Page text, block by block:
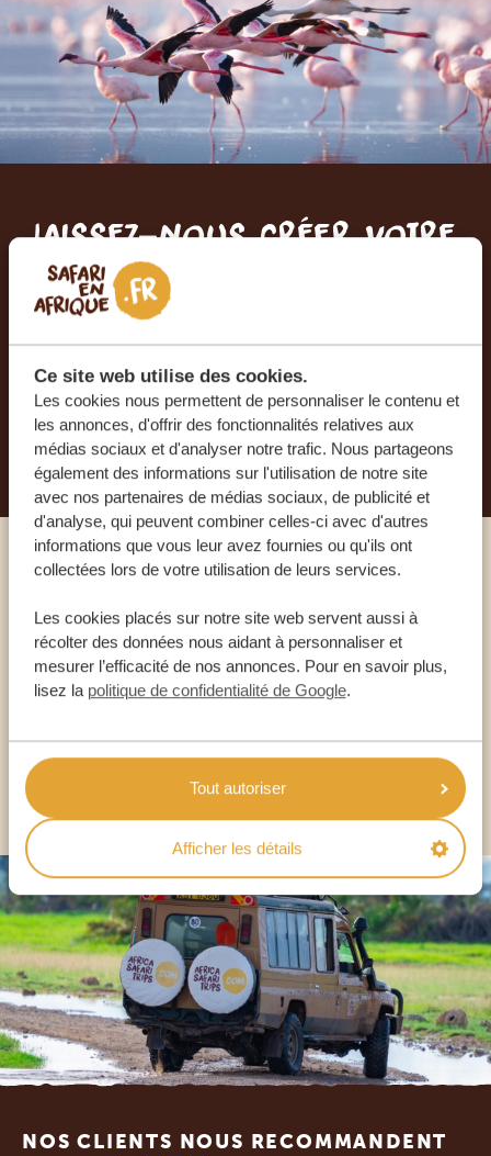
Ce site web utilise des cookies.
Les cookies nous permettent de personnaliser le contenu et
les annonces, d'offrir des fonctionnalités relatives aux
médias sociaux et d'analyser notre trafic. Nous partageons
également des informations sur l'utilisation de notre site
avec nos partenaires de médias sociaux, de publicité et
d'analyse, qui peuvent combiner celles-ci avec d'autres
informations que vous leur avez fournies ou qu'ils ont
collectées lors de votre utilisation de leurs services.
Les cookies placés sur notre site web servent aussi à
récolter des données nous aidant à personnaliser et
mesurer l’efficacité de nos annonces. Pour en savoir plus,
lisez la politique de confidentialité de Google.
Tout autoriser
Afficher les détails
Laissez-nous créer votre
voyage sur mesure
RECEVEZ UN DEVIS GRATUIT, SANS
PLANIFIEZ VOTRE AVENTURE
Appelez un expert
NOS SPÉCIALISTES SONT LÀ POUR VOUS
AUTRES PAYS
Footer
NOS CLIENTS NOUS RECOMMANDENT